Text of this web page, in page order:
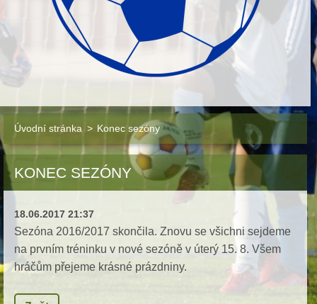
Úvodní stránka > Konec sezóny
KONEC SEZÓNY
18.06.2017 21:37
Sezóna 2016/2017 skončila. Znovu se všichni sejdeme
na prvním tréninku v nové sezóně v úterý 15. 8. Všem
hráčům přejeme krásné prázdniny.